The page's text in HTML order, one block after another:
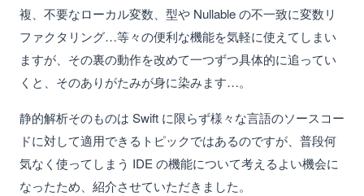
複、不要なローカル変数、型や Nullable の不一致に変数リ
ファクタリング…等々の便利な機能を気軽に使えてしまい
ますが、その裏の動作を改めて一つずつ具体的に追ってい
くと、そのありがたみが身に染みます…。
静的解析そのものは Swift に限らず様々な言語のソースコー
ドに対して適用できるトピックではあるのですが、普段何
気なく使ってしまう IDE の機能について考えるよい機会に
なったため、紹介させていただきました。